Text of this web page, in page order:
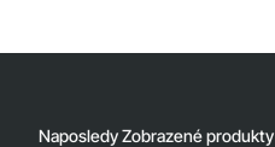
Naposledy Zobrazené produkty